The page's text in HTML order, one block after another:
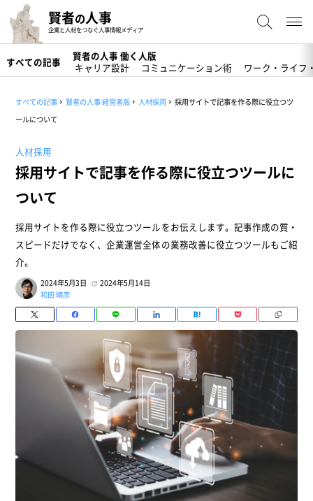
賢者の人事
企業と人材をつなぐ人事情報メディア
すべての記事
賢者の人事 働く人版
キャリア設計
コミュニケーション術 ワーク・ライフ
すべての記事 賢者の人事 経営者版 人材採用
採用サイトで記事を作る際に役立つツ
ールについて
人材採用
採用サイトで記事を作る際に役立つツールに
ついて
採用サイトを作る際に役立つツールをお伝えします。記事作成の質・
スピードだけでなく、企業運営全体の業務改善に役立つツールもご紹
介。
2024年5月3日
2024年5月14日
和田 晴彦